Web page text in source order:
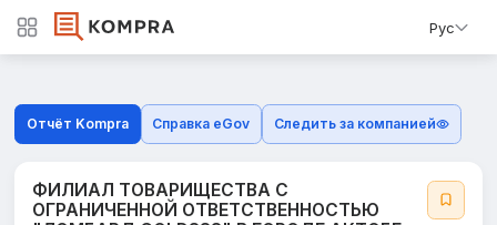
Рус
Отчёт Kompra Справка eGov Следить за компанией
ФИЛИАЛ ТОВАРИЩЕСТВА С
ОГРАНИЧЕННОЙ ОТВЕТСТВЕННОСТЬЮ